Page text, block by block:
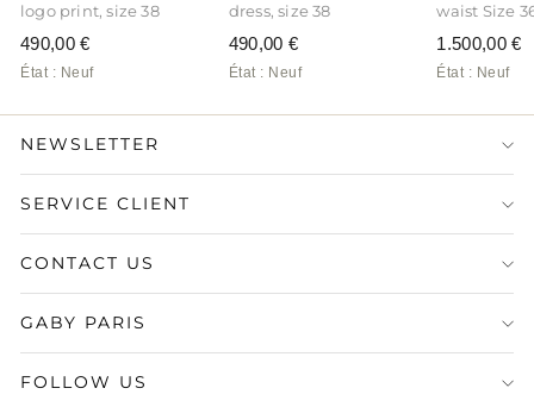
logo print, size 38
490,00 €
État : Neuf
dress, size 38
490,00 €
État : Neuf
waist Size
1.500,00 €
État : Neuf
NEWSLETTER
SERVICE CLIENT
CONTACT US
GABY PARIS
FOLLOW US